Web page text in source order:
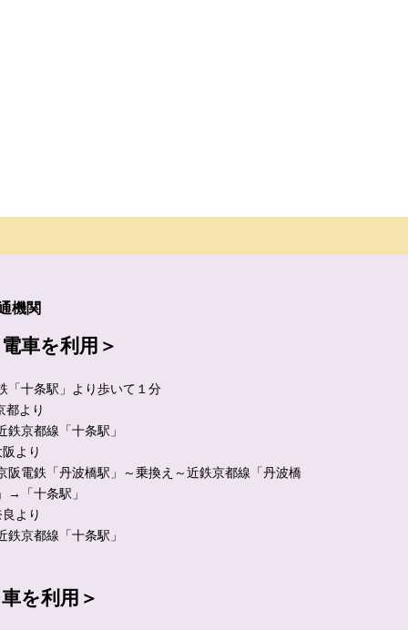
機関
電車を利用＞
「十条駅」より歩いて１分
都より
鉄京都線「十条駅」
より
阪電鉄「丹波橋駅」～乗換え～近鉄京都線「丹波橋
→「十条駅」
より
鉄京都線「十条駅」
車を利用＞